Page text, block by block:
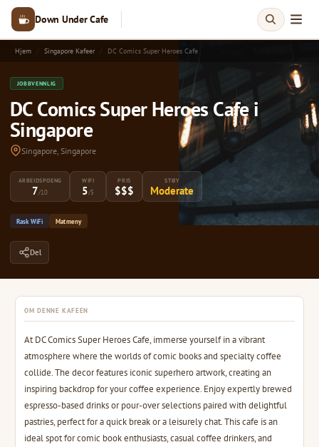
Down Under Cafe
Hjem Singapore Kafeer DC Comics Super Heroes Cafe
JOBBVENNLIG
DC Comics Super Heroes Cafe i
Singapore
Singapore, Singapore
ARBEIDSPOENG
7/10
WIFI
5/5
PRIS
$$$
STØY
Moderate
Rask WiFi Matmeny
Del
OM DENNE KAFEEN
At DC Comics Super Heroes Cafe, immerse yourself in a vibrant
atmosphere where the worlds of comic books and specialty coffee
collide. The decor features iconic superhero artwork, creating an
inspiring backdrop for your coffee experience. Enjoy expertly brewed
espresso-based drinks or pour-over selections paired with delightful
pastries, perfect for a quick break or a leisurely chat. This cafe is an
ideal spot for comic book enthusiasts, casual coffee drinkers, and